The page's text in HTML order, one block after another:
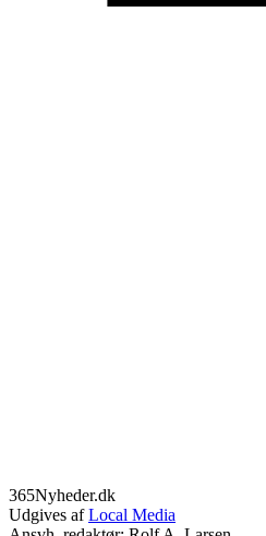
365Nyheder.dk
Udgives afLocal Media